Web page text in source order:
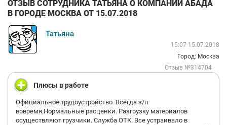
ОТЗЫВ СОТРУДНИКА ТАТЬЯНА О КОМПАНИИ АБАДА
В ГОРОДЕ МОСКВА ОТ 15.07.2018
Татьяна
15:07 15.07.2018
Город: Москва
Отзыв №314704
Плюсы в работе
Официальное трудоустройство. Всегда з/п
вовремя.Нормальные расценки. Разгрузку материалов
осуществляют грузчики. Служба ОТК. Все устраивало в